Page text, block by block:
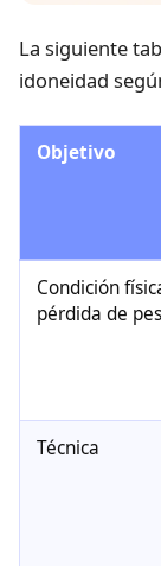
La siguiente
idoneidad
Objetivo
Condición
pérdida de
Técnica